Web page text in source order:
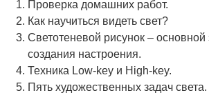
Проверка домашних работ.
Как научиться видеть свет?
Светотеневой рисунок – основной
создания настроения.
Техника Low-key и High-key.
Пять художественных задач света.